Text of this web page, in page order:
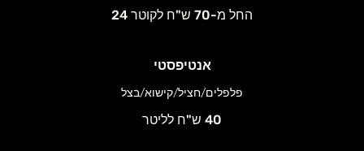
החל מ-70 ש"ח לקוטר 24
אנטיפסטי
פלפלים/חציל/קישוא/בצל
40 ש"ח לליטר